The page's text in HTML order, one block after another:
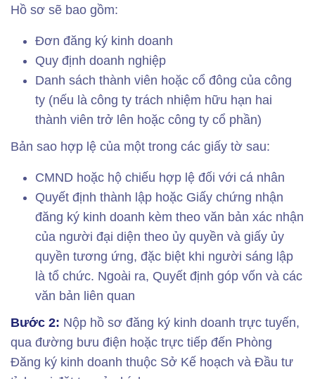
Hồ sơ sẽ bao gồm:
Đơn đăng ký kinh doanh
Quy định doanh nghiệp
Danh sách thành viên hoặc cổ đông của công
ty (nếu là công ty trách nhiệm hữu hạn hai
thành viên trở lên hoặc công ty cổ phần)
Bản sao hợp lệ của một trong các giấy tờ sau:
CMND hoặc hộ chiếu hợp lệ đối với cá nhân
Quyết định thành lập hoặc Giấy chứng nhận
đăng ký kinh doanh kèm theo văn bản xác nhận
của người đại diện theo ủy quyền và giấy ủy
quyền tương ứng, đặc biệt khi người sáng lập
là tổ chức. Ngoài ra, Quyết định góp vốn và các
văn bản liên quan
Bước 2: Nộp hồ sơ đăng ký kinh doanh trực tuyến,
qua đường bưu điện hoặc trực tiếp đến Phòng
Đăng ký kinh doanh thuộc Sở Kế hoạch và Đầu tư